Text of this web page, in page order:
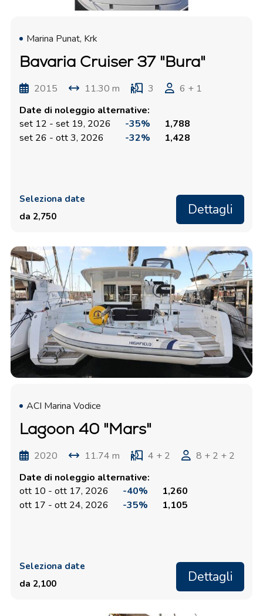
Marina Punat, Krk
Bavaria Cruiser 37 "Bura"
2015 11.30 m 3
6 + 1
Date di noleggio alternative:
set 12 - set 19, 2026
-35%
1,788
set 26 - ott 3, 2026
-32% 1,428
Seleziona date
da 2,750
Dettagli
ACI Marina Vodice
Lagoon 40 "Mars"
2020 11.74 m 4 + 2
8 + 2 + 2
Date di noleggio alternative:
ott 10 - ott 17, 2026
-40%
1,260
ott 17 - ott 24, 2026
-35% 1,105
Seleziona date
da 2,100
Dettagli